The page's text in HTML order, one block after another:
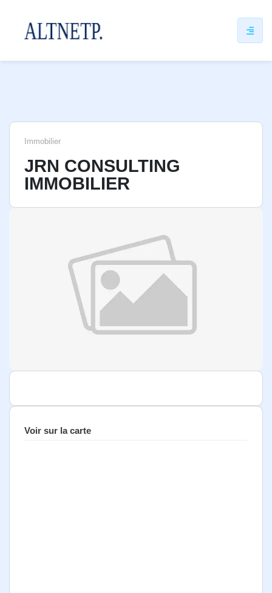
Immobilier
JRN CONSULTING
IMMOBILIER
Voir sur la carte